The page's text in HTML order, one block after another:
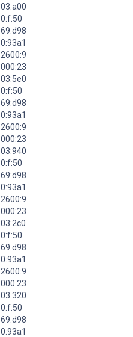
03:a00
0:f:50
69:d98
0:93a1
2600:9
000:23
03:5e0
0:f:50
69:d98
0:93a1
2600:9
000:23
03:940
0:f:50
69:d98
0:93a1
2600:9
000:23
03:2c0
0:f:50
69:d98
0:93a1
2600:9
000:23
03:320
0:f:50
69:d98
0:93a1